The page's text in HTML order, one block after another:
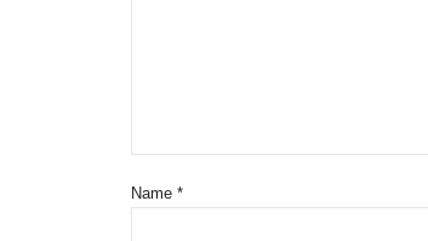
Name *